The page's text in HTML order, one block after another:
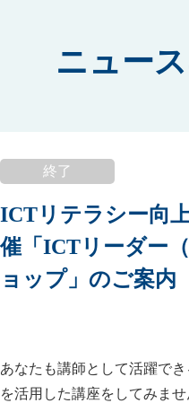
ニュー
終了
ICTリテラシー向
催「ICTリーダー
ョップ」のご案内
あなたも講師として活躍で
を活用した講座をしてみま